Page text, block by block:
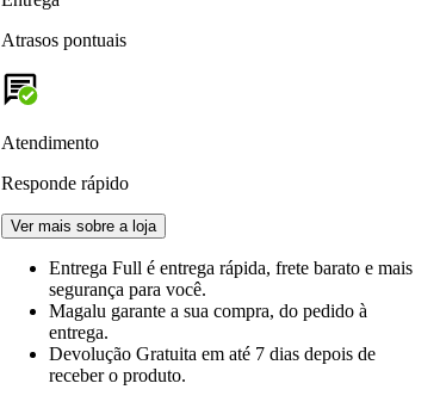
Atrasos pontuais
Atendimento
Responde rápido
Ver mais sobre a loja
Entrega Full é entrega rápida, frete barato e mais
segurança para você.
Magalu garante a sua compra, do pedido à
entrega.
Devolução Gratuita em até 7 dias depois de
receber o produto.